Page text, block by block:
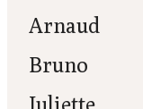
Arnaud
Bruno
Juliette